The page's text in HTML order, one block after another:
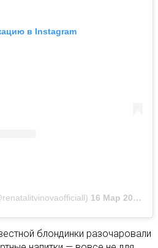
в Instagram
16 Мар 2020 в 10:00 PDT
блондинки разочаровали